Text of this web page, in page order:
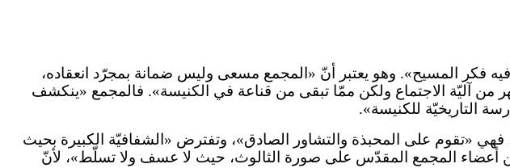
فكر المسيح». وهو يعتبر أنّ «المجمع مسعى وليس ضمانة بمجرّد انعقاده،
من آليّة الاجتماع ولكن ممّا تبقى من قناعة في الكنيسة». فالمجمع «ينكشف
التاريخيّة للكنيسة».
«تقوم على المحبذة والتشاور الصادق»، وتفترض «الشفافيّة الكبيرة بحيث
أعضاء المجمع المقدّس على صورة الثالوث، حيث لا عسف ولا تسلّط»، لأنّ